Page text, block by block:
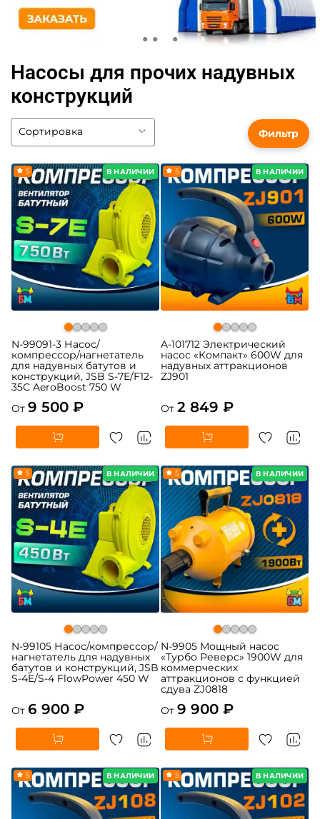
Насосы для прочих надувных
конструкций
В НАЛИЧИИ
5
N-99091-3 Насос/
компрессор/нагнетатель
для надувных батутов и
конструкций, JSB S-7E/F12-
35C AeroBoost 750 W
От 9 500 ₽
В НАЛИЧИИ
5
A-101712 Электрический
насос «Компакт» 600W для
надувных аттракционов
ZJ901
От 2 849 ₽
В НАЛИЧИИ
5
N-99105 Насос/компрессор/
нагнетатель для надувных
батутов и конструкций, JSB
S-4E/S-4 FlowPower 450 W
От 6 900 ₽
В НАЛИЧИИ
5
N-9905 Мощный насос
«Турбо Реверс» 1900W для
коммерческих
аттракционов с функцией
сдува ZJ0818
От 9 900 ₽
В НАЛИЧИИ
5 В НАЛИЧИИ
5
Фильтр